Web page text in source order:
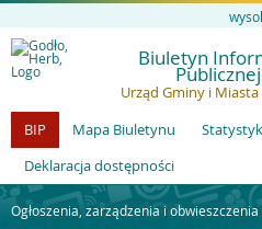
Biuletyn
Publicznej
Urząd Gminy i Miasta
BIP
Mapa Biuletynu
Deklaracja dostępności
Ogłoszenia, zarządzenia i obwieszczenia